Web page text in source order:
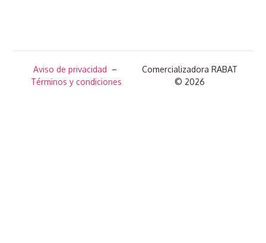
Aviso de privacidad –
Términos y condiciones
Comercializadora RABAT
© 2026